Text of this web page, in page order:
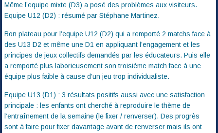
Même l’equipe mixte (D3) a posé des problèmes aux visiteurs.
Equipe U12 (D2) : résumé par Stéphane Martinez.
Bon plateau pour l’equipe U12 (D2) qui a remporté 2 matchs face à
des U13 D2 et même une D1 en appliquant l’engagement et les
principes de jeux collectifs demandés par les éducateurs. Puis elle
a remporté plus laborieusement son troisième match face à une
équipe plus faible à cause d’un jeu trop individualiste.
Equipe U13 (D1) : 3 résultats positifs aussi avec une satisfaction
principale : les enfants ont cherché à reproduire le thème de
l’entraînement de la semaine (le fixer / renverser). Des progrès
sont à faire pour fixer davantage avant de renverser mais ils ont